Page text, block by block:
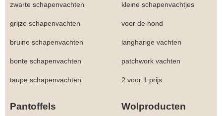
zwarte schapenvachten kleine schapenvachtjes
grijze schapenvachten voor de hond
bruine schapenvachten langharige vachten
bonte schapenvachten patchwork vachten
taupe schapenvachten 2 voor 1 prijs
Pantoffels Wolproducten